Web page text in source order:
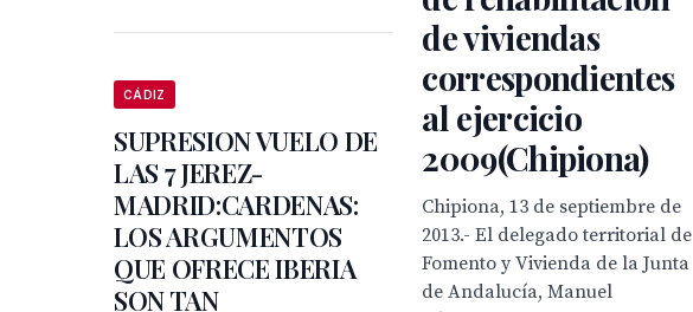
de viviendas
correspondientes
al ejercicio
2009(Chipiona)
Chipiona, 13 de septiembre de
2013.- El delegado territorial de
Fomento y Vivienda de la Junta
de Andalucía, Manuel
CÁDIZ
SUPRESION VUELO DE
LAS 7 JEREZ-
MADRID:CARDENAS:
LOS ARGUMENTOS
QUE OFRECE IBERIA
SON TAN